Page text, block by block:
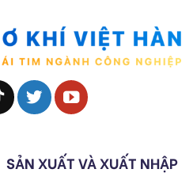
SẢN XUẤT VÀ XUẤT NHẬP